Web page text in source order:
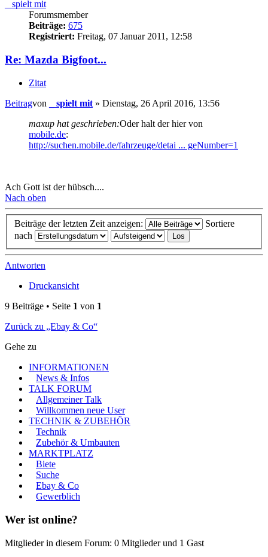
_ spielt mit
Forumsmember
Beiträge: 675
Registriert: Freitag, 07 Januar 2011, 12:58
Re: Mazda Bigfoot...
Zitat
Beitragvon _ spielt mit » Dienstag, 26 April 2016, 13:56
maxup hat geschrieben:Oder halt der hier von
mobile.de:
http://suchen.mobile.de/fahrzeuge/detai ... geNumber=1
Ach Gott ist der hübsch....
Nach oben
Beiträge der letzten Zeit anzeigen:
Sortiere
nach
Antworten
Druckansicht
9 Beiträge • Seite 1 von 1
Zurück zu „Ebay & Co“
Gehe zu
INFORMATIONEN
News & Infos
TALK FORUM
Allgemeiner Talk
Willkommen neue User
TECHNIK & ZUBEHÖR
Technik
Zubehör & Umbauten
MARKTPLATZ
Biete
Suche
Ebay & Co
Gewerblich
Wer ist online?
Mitglieder in diesem Forum: 0 Mitglieder und 1 Gast